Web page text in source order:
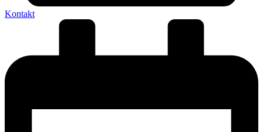
Kontakt